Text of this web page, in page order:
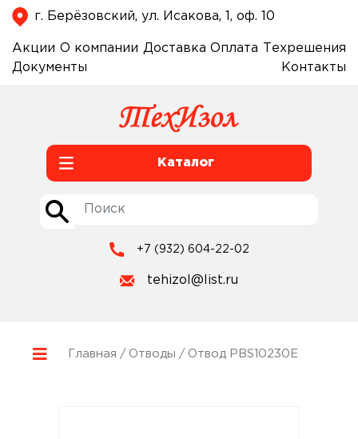
г. Берёзовский, ул. Исакова, 1, оф. 10
Акции О компании Доставка Оплата
Техрешения
Документы
Контакты
Каталог
+7 (932) 604-22-02
tehizol@list.ru
Главная / Отводы / Отвод PBS10230E